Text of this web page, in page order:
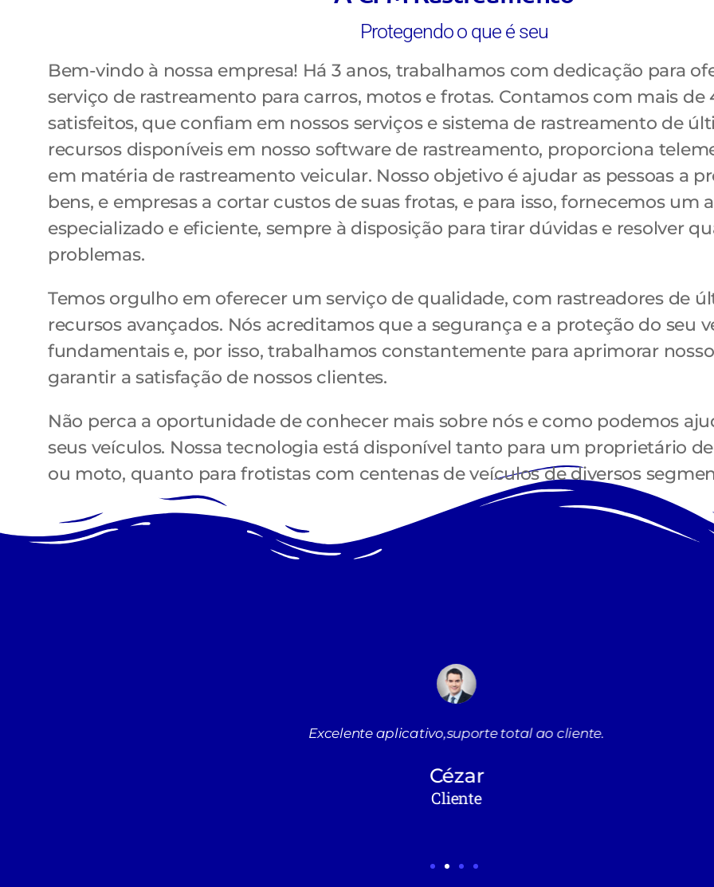
Protegendo o que é seu
Bem-vindo à nossa empresa! Há 3 anos, trabalhamos com dedicação para
serviço de rastreamento para carros, motos e frotas. Contamos com mais de
satisfeitos, que confiam em nossos serviços e sistema de rastreamento de
recursos disponíveis em nosso software de rastreamento, proporciona
em matéria de rastreamento veicular. Nosso objetivo é ajudar as pessoas a
bens, e empresas a cortar custos de suas frotas, e para isso, fornecemos um
especializado e eficiente, sempre à disposição para tirar dúvidas e resolver
problemas.
Temos orgulho em oferecer um serviço de qualidade, com rastreadores de
recursos avançados. Nós acreditamos que a segurança e a proteção do seu
fundamentais e, por isso, trabalhamos constantemente para aprimorar
garantir a satisfação de nossos clientes.
Não perca a oportunidade de conhecer mais sobre nós e como podemos
seus veículos. Nossa tecnologia está disponível tanto para um proprietário
ou moto, quanto para frotistas com centenas de veículos de diversos
Excelente aplicativo,suporte total ao cliente.
Cézar
Cliente